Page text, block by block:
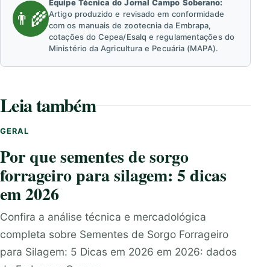
👨‍🌾
Equipe Técnica do Jornal Campo Soberano:
Artigo produzido e revisado em conformidade
com os manuais de zootecnia da Embrapa,
cotações do Cepea/Esalq e regulamentações do
Ministério da Agricultura e Pecuária (MAPA).
Leia também
GERAL
Por que sementes de sorgo
forrageiro para silagem: 5 dicas
em 2026
Confira a análise técnica e mercadológica
completa sobre Sementes de Sorgo Forrageiro
para Silagem: 5 Dicas em 2026 em 2026: dados